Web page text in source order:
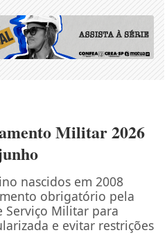
Militar 2026
nascidos em 2008
obrigatório pela
Serviço Militar para
e evitar restrições